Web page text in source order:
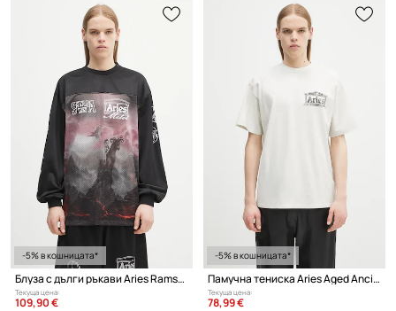
-5% в кошницата*
Блуза с дълги ръкави Aries Ramscape Airtex LS Tee
Текуща цена:
109,90 €
-5% в кошницата*
Памучна тениска Aries Aged Ancient Temple SS Tee
Текуща цена:
78,99 €